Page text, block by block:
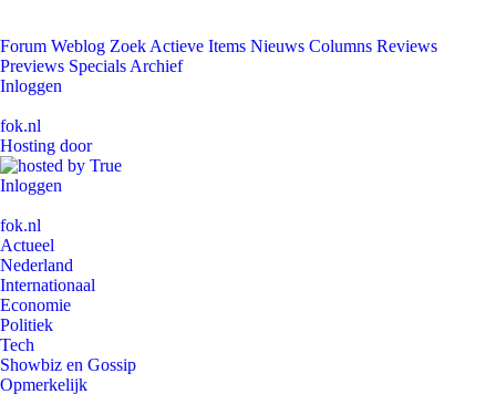
Forum Weblog Zoek Actieve Items Nieuws Columns Reviews
Previews Specials Archief
Inloggen
fok.nl
Hosting door
Inloggen
fok.nl
Actueel
Nederland
Internationaal
Economie
Politiek
Tech
Showbiz en Gossip
Opmerkelijk